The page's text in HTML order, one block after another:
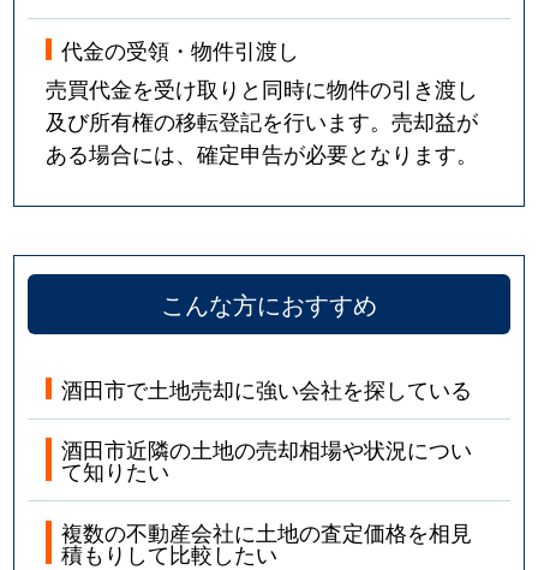
代金の受領・物件引渡し
売買代金を受け取りと同時に物件の引き渡し
及び所有権の移転登記を行います。売却益が
ある場合には、確定申告が必要となります。
こんな方におすすめ
酒田市で土地売却に強い会社を探している
酒田市近隣の土地の売却相場や状況につい
て知りたい
複数の不動産会社に土地の査定価格を相見
積もりして比較したい